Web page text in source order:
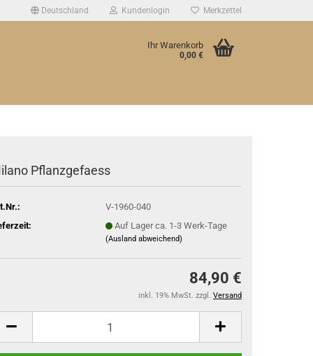
Deutschland Kundenlogin Merkzettel
Ihr Warenkorb
0,00 €
Pflanzgefaess
V-1960-040
Auf Lager ca. 1-3 Werk-Tage
(Ausland abweichend)
84,90 €
inkl. 19% MwSt. zzgl. Versand